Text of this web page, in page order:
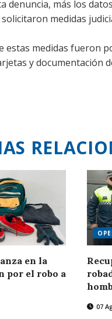
denuncia, más los
medidas
estas medidas fueron
y documentación
en la
por el robo a
07